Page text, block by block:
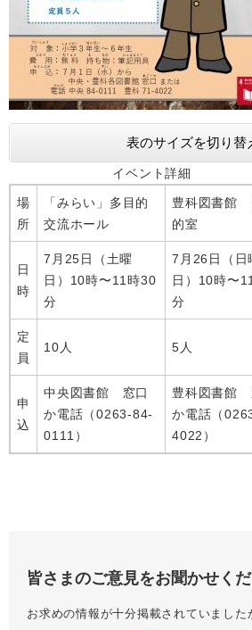
表のサイズを切り替
イベント詳細
場
所
「みらい」多目的
交流ホール
豊科図書館
的室
日
時
7月25日（土曜
日）10時〜11時30
分
7月26日（日
日）10時〜
分
定
員
10人 5人
申
込
中央図書館 窓口
か電話（0263-84-
0111）
豊科図書館
か電話（
4022）
皆さまのご意見をお聞かせく
お求めの情報が十分掲載されていました